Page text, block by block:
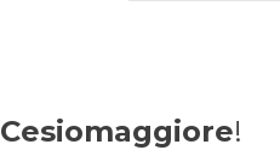
Cesiomaggiore!